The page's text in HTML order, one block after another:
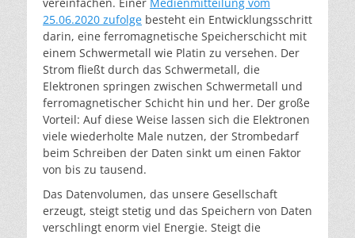
25.06.2020 zufolge besteht ein Entwicklungsschritt
darin, eine ferromagnetische Speicherschicht mit
einem Schwermetall wie Platin zu versehen. Der
Strom fließt durch das Schwermetall, die
Elektronen springen zwischen Schwermetall und
ferromagnetischer Schicht hin und her. Der große
Vorteil: Auf diese Weise lassen sich die Elektronen
viele wiederholte Male nutzen, der Strombedarf
beim Schreiben der Daten sinkt um einen Faktor
von bis zu tausend.
Das Datenvolumen, das unsere Gesellschaft
erzeugt, steigt stetig und das Speichern von Daten
verschlingt enorm viel Energie. Steigt die